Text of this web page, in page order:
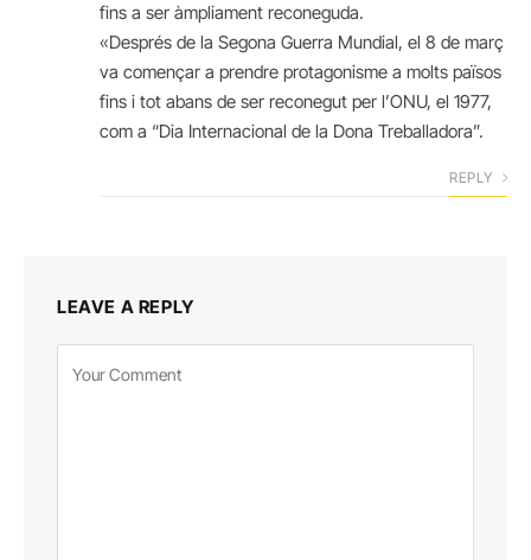
fins a ser àmpliament reconeguda.
«Després de la Segona Guerra Mundial, el 8 de març
va començar a prendre protagonisme a molts països
fins i tot abans de ser reconegut per l’ONU, el 1977,
com a “Dia Internacional de la Dona Treballadora”.
REPLY
LEAVE A REPLY